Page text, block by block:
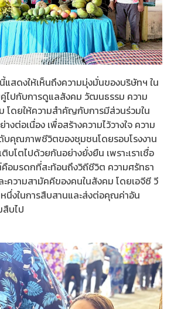
แสดงให้เห็นถึงความมุ่งมั่นของบริษัทฯ ใน
ไปกับการดูแลสังคม วัฒนธรรม ความ
โดยให้ความสำคัญกับการมีส่วนร่วมใน
งต่อเนื่อง เพื่อสร้างความไว้วางใจ ความ
ดับคุณภาพชีวิตของชุมชนโดยรอบโรงงาน
บโตไปด้วยกันอย่างยั่งยืน เพราะเราเชื่อ
อมรดกที่สะท้อนถึงวิถีชีวิต ความศรัทธา
ะความสามัคคีของคนในสังคม โดยเอจีซี วี
นึ่งในการสืบสานและส่งต่อคุณค่าอัน
สืบไป